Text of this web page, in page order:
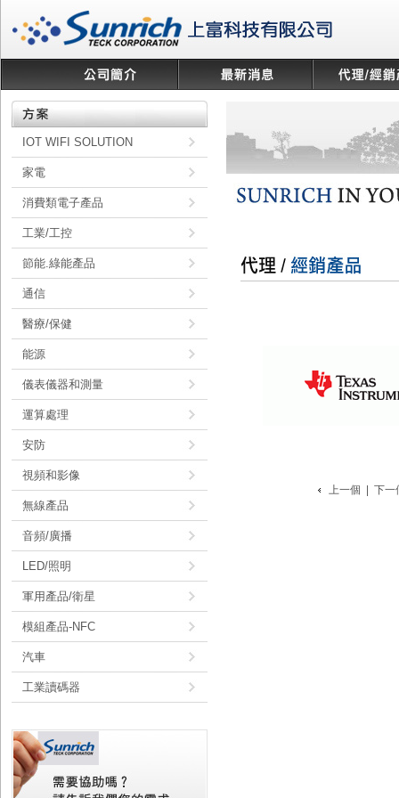
IOT WIFI SOLUTION
家電
消費類電子產品
工業/工控
節能.綠能產品
通信
醫療/保健
能源
儀表儀器和測量
運算處理
安防
視頻和影像
無線產品
音頻/廣播
LED/照明
軍用產品/衛星
模組產品-NFC
汽車
工業讀碼器
上一個 下一